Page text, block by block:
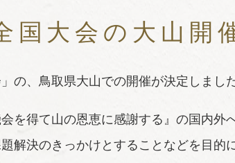
国大会の大山開
の、鳥取県大山での開催が決定しました
を得て山の恩恵に感謝する』の国内外
解決のきっかけとすることなどを目的